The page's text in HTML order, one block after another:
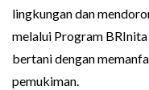
lingkungan dan
melalui Program
bertani dengan
pemukiman.